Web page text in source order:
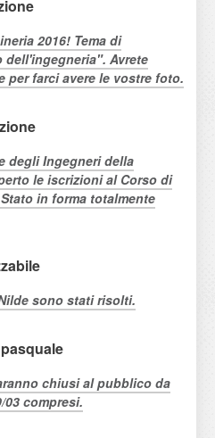
2016! Tema di
Avrete
per farci avere le vostre foto.
degli Ingegneri della
le iscrizioni al Corso di
in forma totalmente
sono stati risolti.
chiusi al pubblico da
03 compresi.